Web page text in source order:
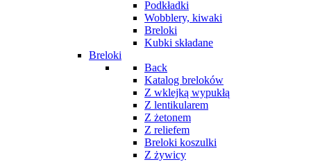
Podkładki
Wobblery, kiwaki
Breloki
Kubki składane
Breloki
Back
Katalog breloków
Z wklejką wypukłą
Z lentikularem
Z żetonem
Z reliefem
Breloki koszulki
Z żywicy